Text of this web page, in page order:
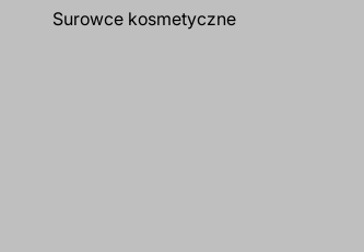
Surowce kosmetyczne